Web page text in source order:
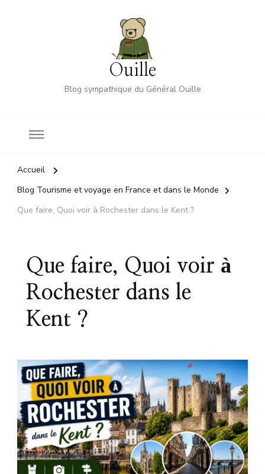
Ouille
Blog sympathique du Général Ouille
Accueil
Blog Tourisme et voyage en France et dans le Monde
Que faire, Quoi voir à Rochester dans le Kent ?
Que faire, Quoi voir à
Rochester dans le
Kent ?